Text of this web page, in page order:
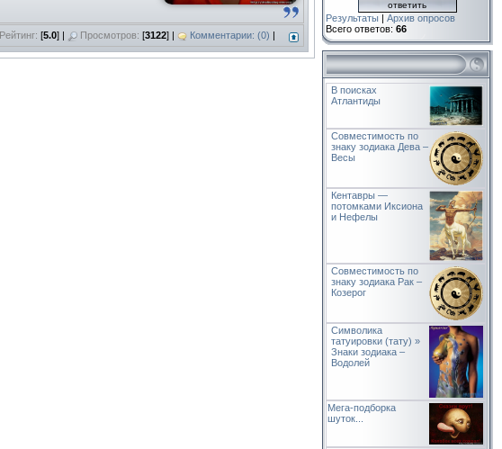
Рейтинг: [5.0] | Просмотров: [3122] | Комментарии: (0)
Результаты | Архив опросов
Всего ответов: 66
В поисках
Атлантиды
Совместимость по
знаку зодиака Дева –
Весы
Кентавры —
потомками Иксиона
и Нефелы
Совместимость по
знаку зодиака Рак –
Козерог
Символика
татуировки (тату) »
Знаки зодиака –
Водолей
Мега-подборка
шуток...